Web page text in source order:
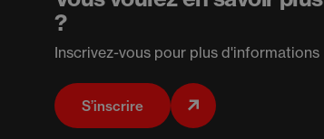
?
Inscrivez-vous pour plus d'informations
S’inscrire